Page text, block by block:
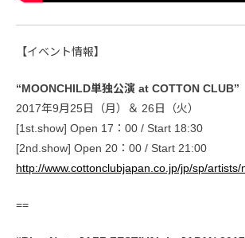
【イベント情報】
“MOONCHILD単独公演 at COTTON CLUB”
2017年9月25日（月）＆ 26日（火）
[1st.show] Open 17：00 / Start 18:30
[2nd.show] Open 20：00 / Start 21:00
http://www.cottonclubjapan.co.jp/jp/sp/artists/
==